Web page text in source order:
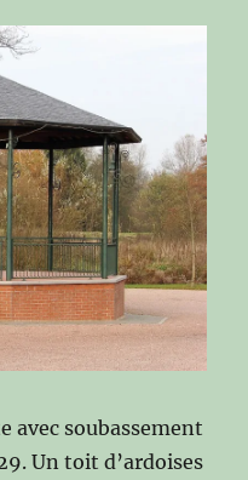
avec soubassement
Un toit d’ardoises